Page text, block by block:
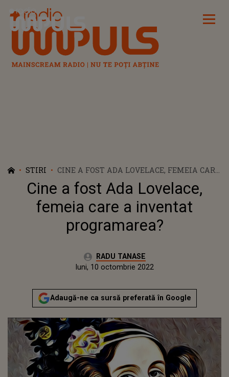
Radio Impuls
STIRI
CINE A FOST ADA LOVELACE, FEMEIA CARE
A INVENTAT PROGRAMAREA?
Cine a fost Ada Lovelace,
femeia care a inventat
programarea?
Autor:RADU TANASE
luni, 10 octombrie 2022Actualizat:
luni, 10 octombrie 2022
Adaugă-ne ca sursă preferată în Google